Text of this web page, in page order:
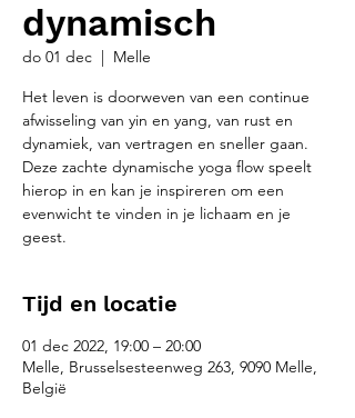
dynamisch
do 01 dec
  |
Melle
Het leven is doorweven van een continue
afwisseling van yin en yang, van rust en
dynamiek, van vertragen en sneller gaan.
Deze zachte dynamische yoga flow speelt
hierop in en kan je inspireren om een
evenwicht te vinden in je lichaam en je
geest.
Tijd en locatie
01 dec 2022, 19:00 – 20:00
Melle, Brusselsesteenweg 263, 9090 Melle,
België